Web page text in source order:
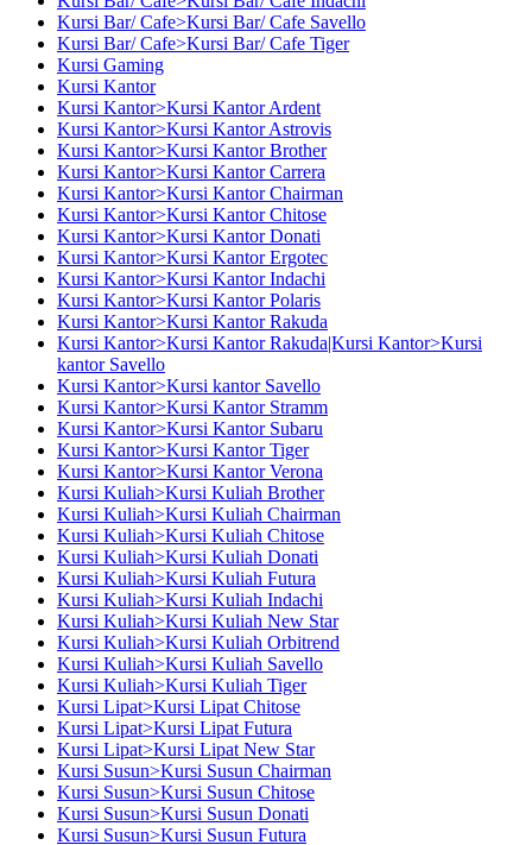
Kursi Bar/ Cafe>Kursi Bar/ Cafe Savello
Kursi Bar/ Cafe>Kursi Bar/ Cafe Tiger
Kursi Gaming
Kursi Kantor
Kursi Kantor>Kursi Kantor Ardent
Kursi Kantor>Kursi Kantor Astrovis
Kursi Kantor>Kursi Kantor Brother
Kursi Kantor>Kursi Kantor Carrera
Kursi Kantor>Kursi Kantor Chairman
Kursi Kantor>Kursi Kantor Chitose
Kursi Kantor>Kursi Kantor Donati
Kursi Kantor>Kursi Kantor Ergotec
Kursi Kantor>Kursi Kantor Indachi
Kursi Kantor>Kursi Kantor Polaris
Kursi Kantor>Kursi Kantor Rakuda
Kursi Kantor>Kursi Kantor Rakuda|Kursi Kantor>Kursi
kantor Savello
Kursi Kantor>Kursi kantor Savello
Kursi Kantor>Kursi Kantor Stramm
Kursi Kantor>Kursi Kantor Subaru
Kursi Kantor>Kursi Kantor Tiger
Kursi Kantor>Kursi Kantor Verona
Kursi Kuliah>Kursi Kuliah Brother
Kursi Kuliah>Kursi Kuliah Chairman
Kursi Kuliah>Kursi Kuliah Chitose
Kursi Kuliah>Kursi Kuliah Donati
Kursi Kuliah>Kursi Kuliah Futura
Kursi Kuliah>Kursi Kuliah Indachi
Kursi Kuliah>Kursi Kuliah New Star
Kursi Kuliah>Kursi Kuliah Orbitrend
Kursi Kuliah>Kursi Kuliah Savello
Kursi Kuliah>Kursi Kuliah Tiger
Kursi Lipat>Kursi Lipat Chitose
Kursi Lipat>Kursi Lipat Futura
Kursi Lipat>Kursi Lipat New Star
Kursi Susun>Kursi Susun Chairman
Kursi Susun>Kursi Susun Chitose
Kursi Susun>Kursi Susun Donati
Kursi Susun>Kursi Susun Futura